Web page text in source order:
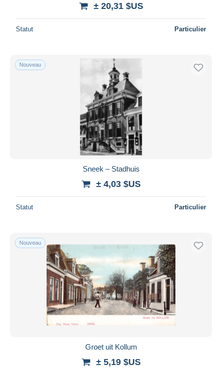
± 20,31 $US
Statut Particulier
Nouveau
Sneek – Stadhuis
± 4,03 $US
Statut Particulier
Nouveau
Groet uit Kollum
± 5,19 $US